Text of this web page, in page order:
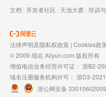
文档 | 开发者社区 | 天池大赛 | 培训
法律声明及隐私权政策 | Cookies政
© 2009-现在 Aliyun.com 版权所有
增值电信业务经营许可证： 浙B2-
域名注册服务机构许可： 浙D3-
浙公网安备